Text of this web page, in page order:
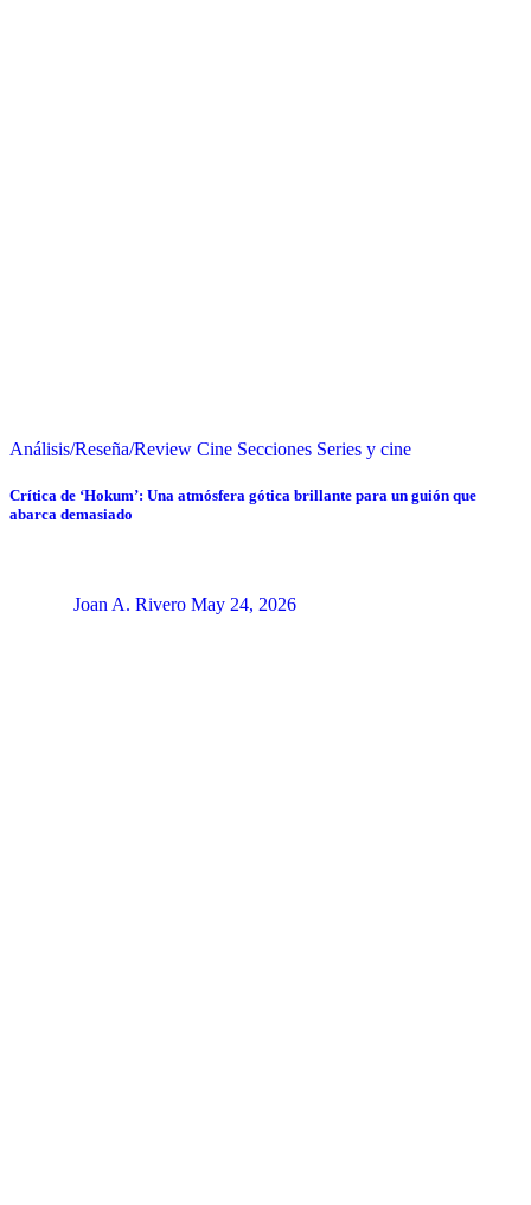
Análisis/Reseña/Review Cine Secciones Series y cine
Crítica de ‘Hokum’: Una atmósfera gótica brillante para un guión que
abarca demasiado
Joan A. Rivero May 24, 2026